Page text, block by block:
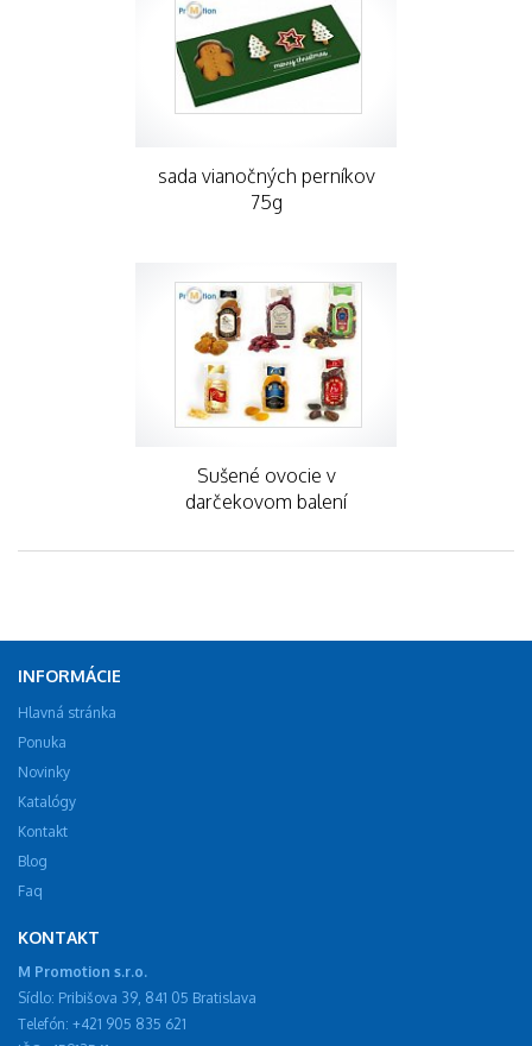
sada vianočných perníkov
75g
Sušené ovocie v
darčekovom balení
INFORMÁCIE
Hlavná stránka
Ponuka
Novinky
Katalógy
Kontakt
Blog
Faq
KONTAKT
M Promotion s.r.o.
Sídlo: Pribišova 39, 841 05 Bratislava
Telefón: +421 905 835 621